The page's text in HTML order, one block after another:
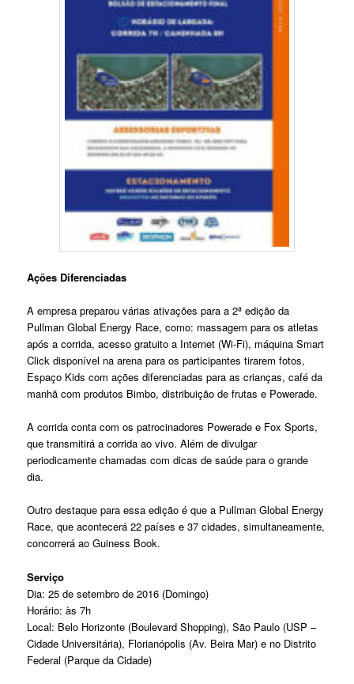
Ações Diferenciadas
A empresa preparou várias ativações para a 2ª edição da
Pullman Global Energy Race, como: massagem para os atletas
após a corrida, acesso gratuito a Internet (Wi-Fi), máquina Smart
Click disponível na arena para os participantes tirarem fotos,
Espaço Kids com ações diferenciadas para as crianças, café da
manhã com produtos Bimbo, distribuição de frutas e Powerade.
A corrida conta com os patrocinadores Powerade e Fox Sports,
que transmitirá a corrida ao vivo. Além de divulgar
periodicamente chamadas com dicas de saúde para o grande
dia.
Outro destaque para essa edição é que a Pullman Global Energy
Race, que acontecerá 22 países e 37 cidades, simultaneamente,
concorrerá ao Guiness Book.
Serviço
Dia: 25 de setembro de 2016 (Domingo)
Horário: às 7h
Local: Belo Horizonte (Boulevard Shopping), São Paulo (USP –
Cidade Universitária), Florianópolis (Av. Beira Mar) e no Distrito
Federal (Parque da Cidade)